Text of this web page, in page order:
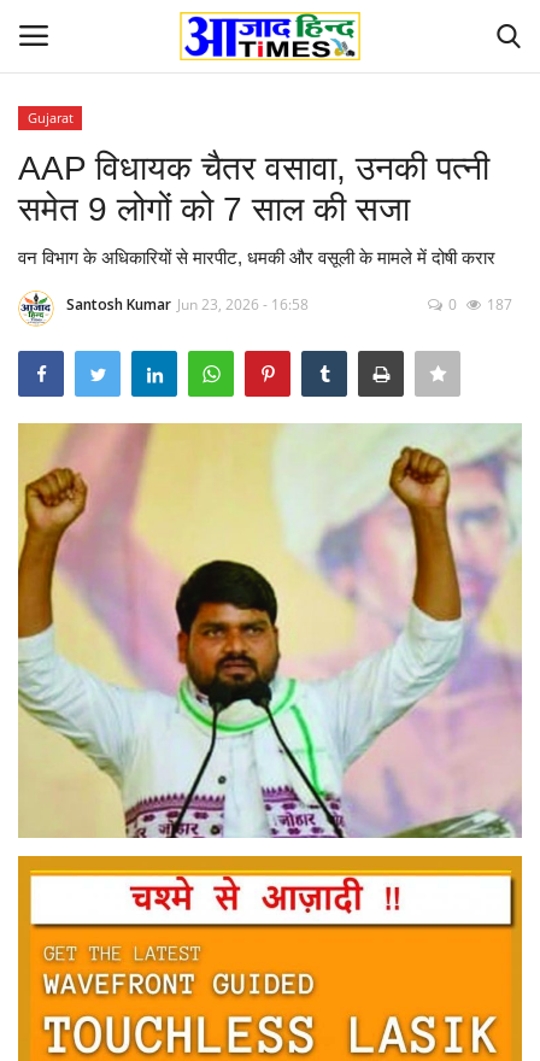
Home
देश-विदेश
छत्तीसगढ़ राज्य
दुनिया
मनोरंजन
सेहत
धर्म
बिजनेस
फोटो
Gujarat
AAP विधायक चैतर वसावा, उनकी पत्नी
समेत 9 लोगों को 7 साल की सजा
वन विभाग के अधिकारियों से मारपीट, धमकी और वसूली के मामले में दोषी करार
Santosh Kumar Jun 23, 2026 - 16:58 0 187